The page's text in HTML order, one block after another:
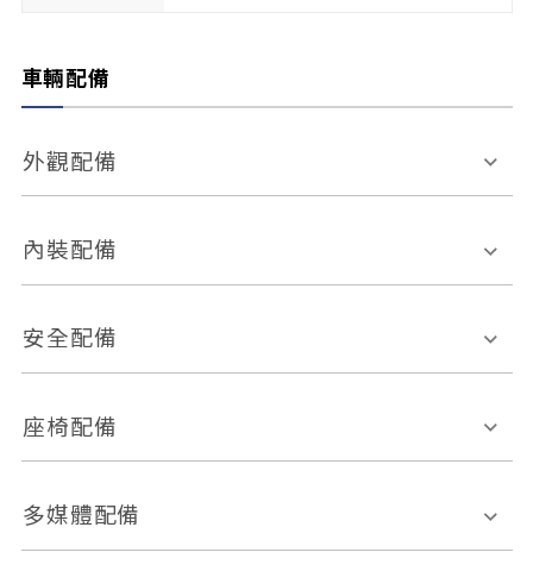
車輛配備
外觀配備
電動天窗
後視鏡方向指示燈
內裝配備
多功能方向盤
恆溫空調
安全配備
前座正面氣囊
ABS防鎖死
座椅配備
皮椅
多媒體配備